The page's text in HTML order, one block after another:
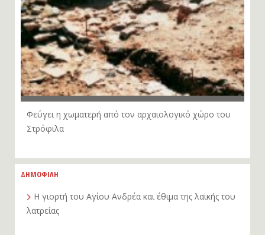
Φεύγει η χωματερή από τον αρχαιολογικό χώρο του
Στρόφιλα
ΔΗΜΟΦΙΛΗ
Η γιορτή του Αγίου Ανδρέα και έθιμα της λαϊκής του
λατρείας